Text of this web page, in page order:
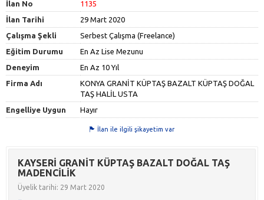
İlan No
1135
İlan Tarihi
29 Mart 2020
Çalışma Şekli
Serbest Çalışma (Freelance)
Eğitim Durumu
En Az Lise Mezunu
Deneyim
En Az 10 Yıl
Firma Adı
KONYA GRANİT KÜPTAŞ BAZALT KÜPTAŞ DOĞAL
TAŞ HALİL USTA
Engelliye Uygun
Hayır
İlan ile ilgili şikayetim var
KAYSERİ GRANİT KÜPTAŞ BAZALT DOĞAL TAŞ
MADENCİLİK
Üyelik tarihi: 29 Mart 2020